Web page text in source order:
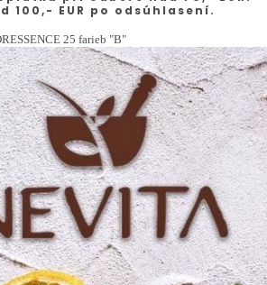
100,- EUR po odsúhlasení.
25 farieb "B"